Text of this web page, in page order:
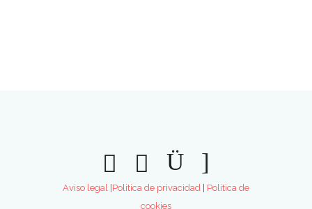
Aviso legal |Politica de privacidad | Politica de
cookies